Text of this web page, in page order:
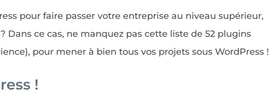
pour faire passer votre entreprise au niveau supérieur,
ce cas, ne manquez pas cette liste de 52 plugins
pour mener à bien tous vos projets sous WordPress !
!